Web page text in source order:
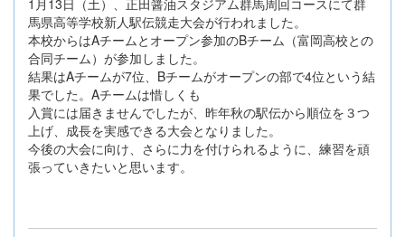
馬県高等学校新人駅伝競走大会が行われました。
本校からはAチームとオープン参加のBチーム（富岡高校との
合同チーム）が参加しました。
結果はAチームが7位、Bチームがオープンの部で4位という結
果でした。Aチームは惜しくも
入賞には届きませんでしたが、昨年秋の駅伝から順位を３つ
上げ、成長を実感できる大会となりました。
今後の大会に向け、さらに力を付けられるように、練習を頑
張っていきたいと思います。